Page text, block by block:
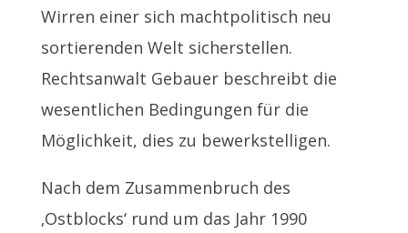
Wirren einer sich machtpolitisch neu
sortierenden Welt sicherstellen.
Rechtsanwalt Gebauer beschreibt die
wesentlichen Bedingungen für die
Möglichkeit, dies zu bewerkstelligen.
Nach dem Zusammenbruch des
‚Ostblocks‘ rund um das Jahr 1990